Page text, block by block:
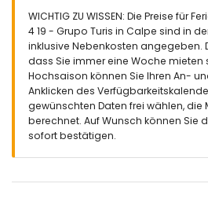
WICHTIG ZU WISSEN: Die Preise für
4 19 - Grupo Turis in Calpe sind in
inklusive Nebenkosten angegeben.
dass Sie immer eine Woche mieten
Hochsaison können Sie Ihren An-
Anklicken des
gewünschten Daten frei wählen,
berechnet. Auf Wunsch können Sie
sofort bestätigen.